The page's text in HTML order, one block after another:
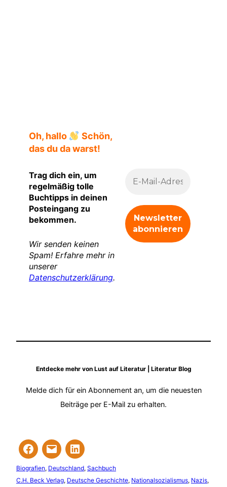
Oh, hallo
Schön,
das du da warst!
Trag dich ein, um
regelmäßig tolle
Buchtipps in deinen
Posteingang zu
bekommen.
Wir senden keinen
Spam! Erfahre mehr in
unserer
Datenschutzerklärung.
Entdecke mehr von Lust auf Literatur | Literatur Blog
Melde dich für ein Abonnement an, um die neuesten
Beiträge per E-Mail zu erhalten.
Biografien, Deutschland, Sachbuch
C.H. Beck Verlag, Deutsche Geschichte, Nationalsozialismus, Nazis